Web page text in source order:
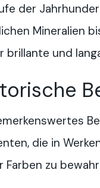
der
Mineralien
brillante und
die in
Farben zu